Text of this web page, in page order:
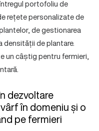
portofoliu de
rețete personalizate de
de gestionarea
de plantare.
un câștig pentru fermieri,
dezvoltare
în domeniu și o
pe fermieri